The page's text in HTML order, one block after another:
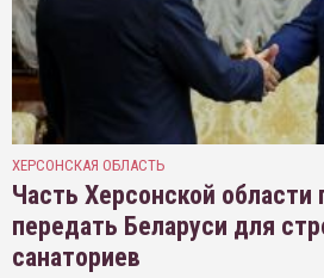
ХЕРСОНСКАЯ ОБЛАСТЬ
Часть Херсонской
передать Беларуси для
санаториев